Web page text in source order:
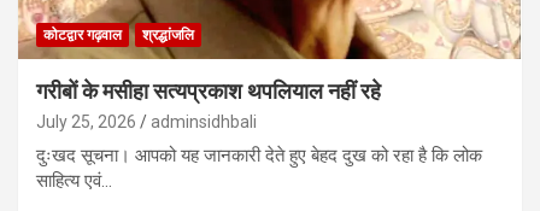
कोटद्वार गढ़वाल श्रद्धांजलि
गरीबों के मसीहा सत्यप्रकाश थपलियाल नहीं रहे
July 25, 2026 adminsidhbali
दुःखद सूचना। आपको यह जानकारी देते हुए बेहद दुख को रहा है कि लोक
साहित्य एवं…